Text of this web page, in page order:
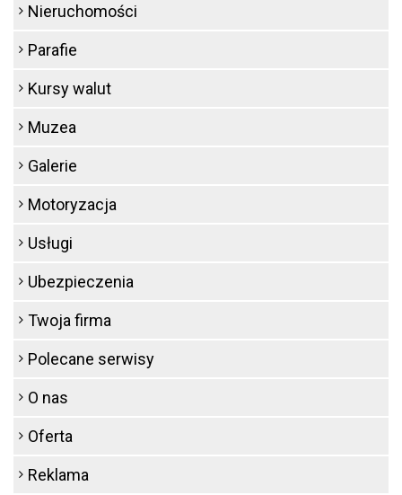
Nieruchomości
Parafie
Kursy walut
Muzea
Galerie
Motoryzacja
Usługi
Ubezpieczenia
Twoja firma
Polecane serwisy
O nas
Oferta
Reklama